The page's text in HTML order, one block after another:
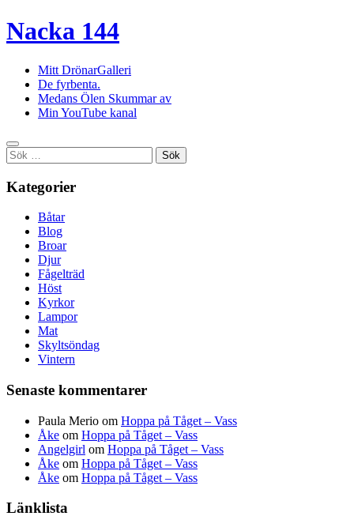
Nacka 144
Mitt DrönarGalleri
De fyrbenta.
Medans Ölen Skummar av
Min YouTube kanal
Sök
efter:
Kategorier
Båtar
Blog
Broar
Djur
Fågelträd
Höst
Kyrkor
Lampor
Mat
Skyltsöndag
Vintern
Senaste kommentarer
Paula Merio om Hoppa på Tåget – Vass
Åke om Hoppa på Tåget – Vass
Angelgirl om Hoppa på Tåget – Vass
Åke om Hoppa på Tåget – Vass
Åke om Hoppa på Tåget – Vass
Länklista